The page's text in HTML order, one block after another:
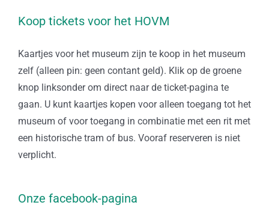
Koop tickets voor het HOVM
Kaartjes voor het museum zijn te koop in het museum
zelf (alleen pin: geen contant geld). Klik op de groene
knop linksonder om direct naar de ticket-pagina te
gaan. U kunt kaartjes kopen voor alleen toegang tot het
museum of voor toegang in combinatie met een rit met
een historische tram of bus. Vooraf reserveren is niet
verplicht.
Onze facebook-pagina